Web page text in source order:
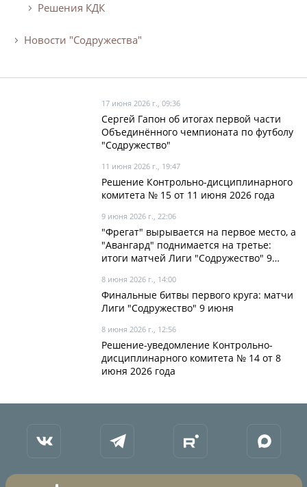
Команды
Игроки
Турнир Объединенного Чемпионата по
футболу "Содружество" среди юношей
Календарь и результаты матчей
Статистика
Команды
Игроки
Дисквалификации
Архив турниров
Решения КДК
Новости "Содружества"
17 июня 2026 г., 09:36
Сергей Гапон об итогах первой части
Объединённого чемпионата по футболу
"Содружество"
11 июня 2026 г., 19:47
Решение Контрольно-дисциплинарного
комитета № 15 от 11 июня 2026 года
9 июня 2026 г., 22:06
"Фрегат" вырывается на первое место, а
"Авангард" поднимается на третье:
итоги матчей Лиги "Содружество" 9
8 июня 2026 г., 14:00
Финальные битвы первого круга: матчи
Лиги "Содружество" 9 июня
8 июня 2026 г., 12:56
Решение-уведомление Контрольно-
дисциплинарного комитета № 14 от 8
июня 2026 года